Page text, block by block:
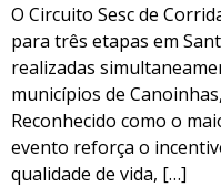
O Circuito Sesc de
para três etapas em
realizadas
municípios de
Reconhecido como o
evento reforça o
qualidade de vida, […]